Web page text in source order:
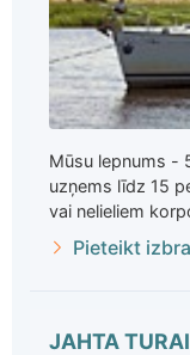
Mūsu lepnums -
uzņems līdz 15
vai nelieliem
Pieteikt
JAHTA